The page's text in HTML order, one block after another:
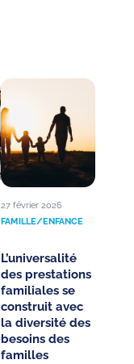
27 février 2026
FAMILLE/ENFANCE
L’universalité
des prestations
familiales se
construit avec
la diversité des
besoins des
familles